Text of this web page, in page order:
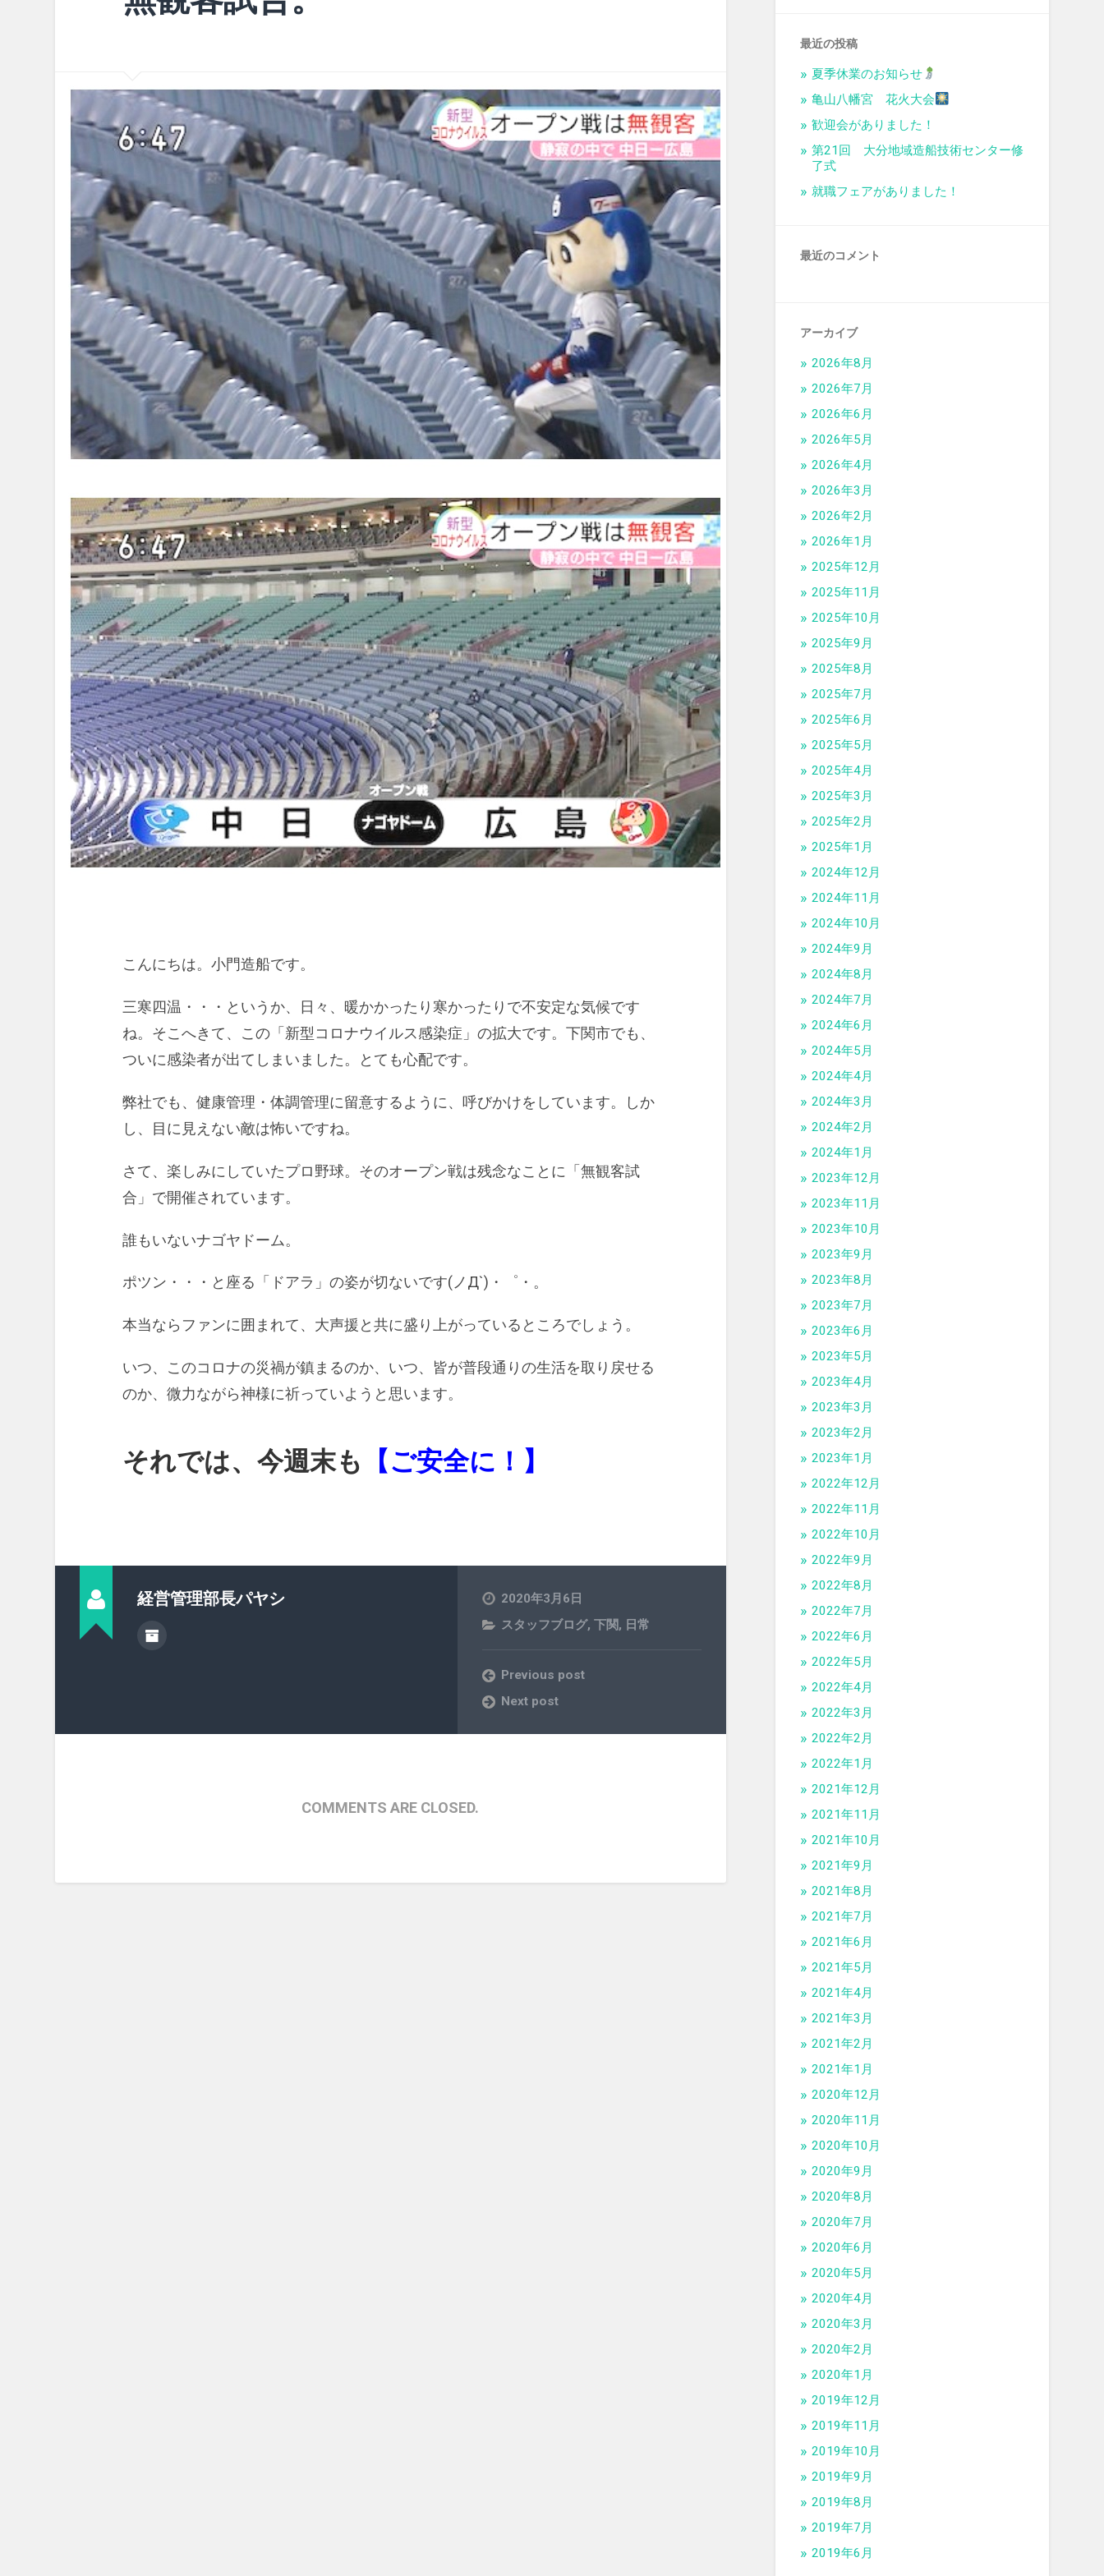
こんにちは。小門造船です。
三寒四温・・・というか、日々、暖かかったり寒かったりで不安定な気候です
ね。そこへきて、この「新型コロナウイルス感染症」の拡大です。下関市でも、
ついに感染者が出てしまいました。とても心配です。
弊社でも、健康管理・体調管理に留意するように、呼びかけをしています。しか
し、目に見えない敵は怖いですね。
さて、楽しみにしていたプロ野球。そのオープン戦は残念なことに「無観客試
合」で開催されています。
誰もいないナゴヤドーム。
ポツン・・・と座る「ドアラ」の姿が切ないです(ノД`)・゜・。
本当ならファンに囲まれて、大声援と共に盛り上がっているところでしょう。
いつ、このコロナの災禍が鎮まるのか、いつ、皆が普段通りの生活を取り戻せる
のか、微力ながら神様に祈っていようと思います。
それでは、今週末も 【ご安全に！】
経営管理部長パヤシ
2020年3月6日
スタッフブログ,下関, 日常
Previous post
Next post
COMMENTS ARE CLOSED.
最近の投稿
夏季休業のお知らせ
亀山八幡宮 花火大会
歓迎会がありました！
第21回 大分地域造船技術センター修
了式
就職フェアがありました！
最近のコメント
アーカイブ
2026年8月
2026年7月
2026年6月
2026年5月
2026年4月
2026年3月
2026年2月
2026年1月
2025年12月
2025年11月
2025年10月
2025年9月
2025年8月
2025年7月
2025年6月
2025年5月
2025年4月
2025年3月
2025年2月
2025年1月
2024年12月
2024年11月
2024年10月
2024年9月
2024年8月
2024年7月
2024年6月
2024年5月
2024年4月
2024年3月
2024年2月
2024年1月
2023年12月
2023年11月
2023年10月
2023年9月
2023年8月
2023年7月
2023年6月
2023年5月
2023年4月
2023年3月
2023年2月
2023年1月
2022年12月
2022年11月
2022年10月
2022年9月
2022年8月
2022年7月
2022年6月
2022年5月
2022年4月
2022年3月
2022年2月
2022年1月
2021年12月
2021年11月
2021年10月
2021年9月
2021年8月
2021年7月
2021年6月
2021年5月
2021年4月
2021年3月
2021年2月
2021年1月
2020年12月
2020年11月
2020年10月
2020年9月
2020年8月
2020年7月
2020年6月
2020年5月
2020年4月
2020年3月
2020年2月
2020年1月
2019年12月
2019年11月
2019年10月
2019年9月
2019年8月
2019年7月
2019年6月